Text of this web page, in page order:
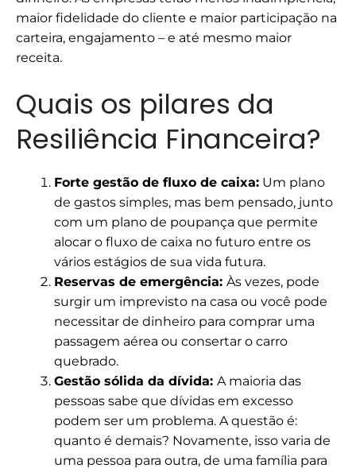
maior fidelidade do cliente e maior participação na
carteira, engajamento – e até mesmo maior
receita.
Quais os pilares da
Resiliência Financeira?
Forte gestão de fluxo de caixa: Um plano
de gastos simples, mas bem pensado, junto
com um plano de poupança que permite
alocar o fluxo de caixa no futuro entre os
vários estágios de sua vida futura.
Reservas de emergência: Às vezes, pode
surgir um imprevisto na casa ou você pode
necessitar de dinheiro para comprar uma
passagem aérea ou consertar o carro
quebrado.
Gestão sólida da dívida: A maioria das
pessoas sabe que dívidas em excesso
podem ser um problema. A questão é:
quanto é demais? Novamente, isso varia de
uma pessoa para outra, de uma família para